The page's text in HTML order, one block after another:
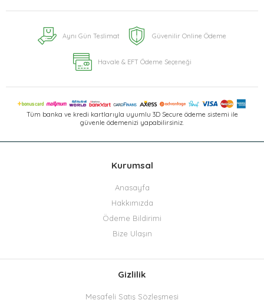
Aynı Gün Teslimat Güvenilir Online Ödeme
Havale & EFT Ödeme Seçeneği
Tüm banka ve kredi kartlarıyla uyumlu 3D Secure ödeme sistemi ile
güvenle ödemenizi yapabilirsiniz.
Kurumsal
Anasayfa
Hakkımızda
Ödeme Bildirimi
Bize Ulaşın
Gizlilik
Mesafeli Satış Sözleşmesi